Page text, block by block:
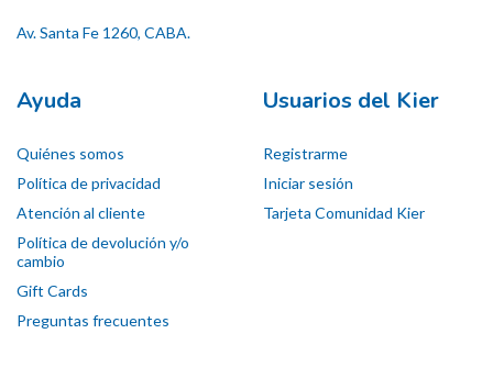
Av. Santa Fe 1260, CABA.
Ayuda
Quiénes somos
Política de privacidad
Atención al cliente
Política de devolución y/o
cambio
Gift Cards
Preguntas frecuentes
Usuarios del Kier
Registrarme
Iniciar sesión
Tarjeta Comunidad Kier